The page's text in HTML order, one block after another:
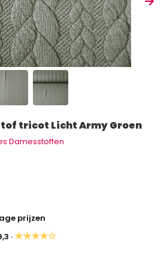
tricot Licht Army Groen
Damesstoffen
prijzen
·★★★★☆